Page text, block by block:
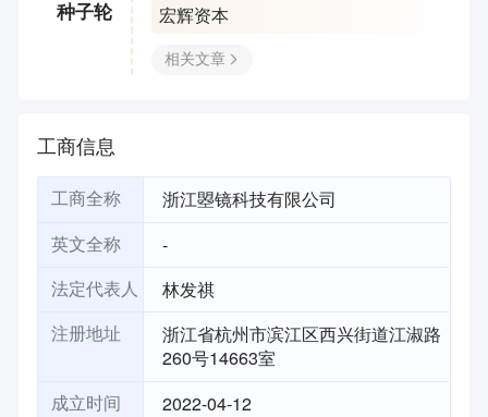
种子轮 宏辉资本
相关文章
工商信息
工商全称 浙江曌镜科技有限公司
英文全称 -
法定代表人 林发祺
注册地址
浙江省杭州市滨江区西兴街道江淑路
260号14663室
成立时间 2022-04-12